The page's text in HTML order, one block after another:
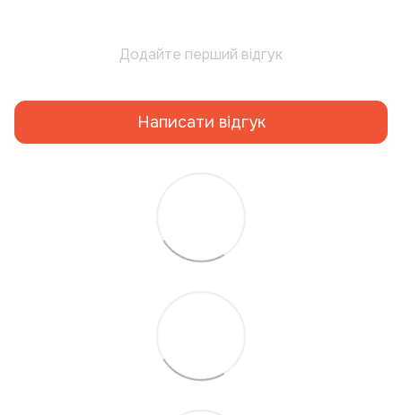
Додайте перший відгук
Написати відгук